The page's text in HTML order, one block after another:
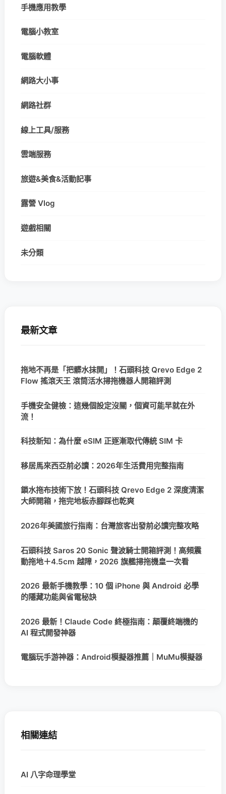
手機應用教學
電腦小教室
電腦軟體
網路大小事
網路社群
線上工具/服務
雲端服務
旅遊&美食&活動記事
露營 Vlog
遊戲相關
未分類
最新文章
拖地不再是「把髒水抹開」！石頭科技 Qrevo Edge 2
Flow 搖滾天王 滾筒活水掃拖機器人開箱評測
手機安全健檢：這幾個設定沒關，個資可能早就在外
流！
科技新知：為什麼 eSIM 正逐漸取代傳統 SIM 卡
移居馬來西亞前必讀：2026年生活費用完整指南
鎖水拖布技術下放！石頭科技 Qrevo Edge 2 深度清潔
大師開箱，拖完地板赤腳踩也乾爽
2026年美國旅行指南：台灣旅客出發前必讀完整攻略
石頭科技 Saros 20 Sonic 聲波騎士開箱評測！高頻震
動拖地＋4.5cm 越障，2026 旗艦掃拖機皇一次看
2026 最新手機教學：10 個 iPhone 與 Android 必學
的隱藏功能與省電秘訣
2026 最新！Claude Code 終極指南：顛覆終端機的
AI 程式開發神器
電腦玩手游神器：Android模擬器推薦｜MuMu模擬器
相關連結
AI 八字命理學堂